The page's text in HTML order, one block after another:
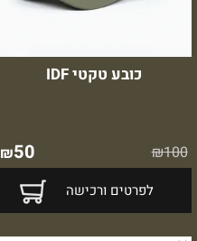
כובע טקטי IDF
₪100
₪50
לפרטים ורכישה